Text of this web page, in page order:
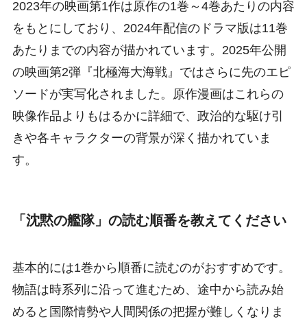
2023年の映画第1作は原作の1巻～4巻あたりの内容
をもとにしており、2024年配信のドラマ版は11巻
あたりまでの内容が描かれています。2025年公開
の映画第2弾『北極海大海戦』ではさらに先のエピ
ソードが実写化されました。原作漫画はこれらの
映像作品よりもはるかに詳細で、政治的な駆け引
きや各キャラクターの背景が深く描かれていま
す。
「沈黙の艦隊」の読む順番を教えてください
基本的には1巻から順番に読むのがおすすめです。
物語は時系列に沿って進むため、途中から読み始
めると国際情勢や人間関係の把握が難しくなりま